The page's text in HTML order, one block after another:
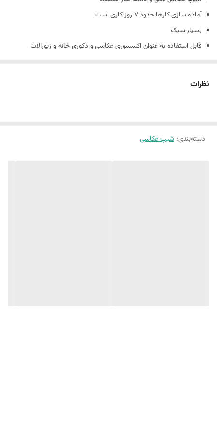
جنس
آماده سازی کارها حدود 7 روز کاری است
بسیار سبک
قابل استفاده به عنوان اکسسوری عکاسی و دکوری خانه و زیورالات
نظرات
دسته‌بندی: شیپ عکاسی